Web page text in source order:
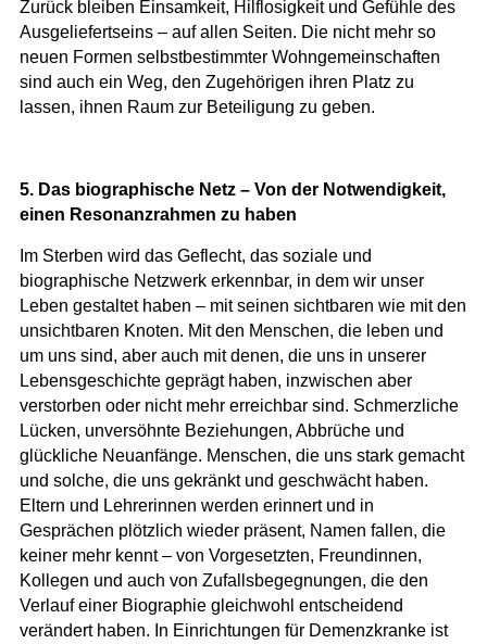
Zurück bleiben Einsamkeit, Hilflosigkeit und Gefühle des
Ausgeliefertseins – auf allen Seiten. Die nicht mehr so
neuen Formen selbstbestimmter Wohngemeinschaften
sind auch ein Weg, den Zugehörigen ihren Platz zu
lassen, ihnen Raum zur Beteiligung zu geben.
5. Das biographische Netz – Von der Notwendigkeit,
einen Resonanzrahmen zu haben
Im Sterben wird das Geflecht, das soziale und
biographische Netzwerk erkennbar, in dem wir unser
Leben gestaltet haben – mit seinen sichtbaren wie mit den
unsichtbaren Knoten. Mit den Menschen, die leben und
um uns sind, aber auch mit denen, die uns in unserer
Lebensgeschichte geprägt haben, inzwischen aber
verstorben oder nicht mehr erreichbar sind. Schmerzliche
Lücken, unversöhnte Beziehungen, Abbrüche und
glückliche Neuanfänge. Menschen, die uns stark gemacht
und solche, die uns gekränkt und geschwächt haben.
Eltern und Lehrerinnen werden erinnert und in
Gesprächen plötzlich wieder präsent, Namen fallen, die
keiner mehr kennt – von Vorgesetzten, Freundinnen,
Kollegen und auch von Zufallsbegegnungen, die den
Verlauf einer Biographie gleichwohl entscheidend
verändert haben. In Einrichtungen für Demenzkranke ist